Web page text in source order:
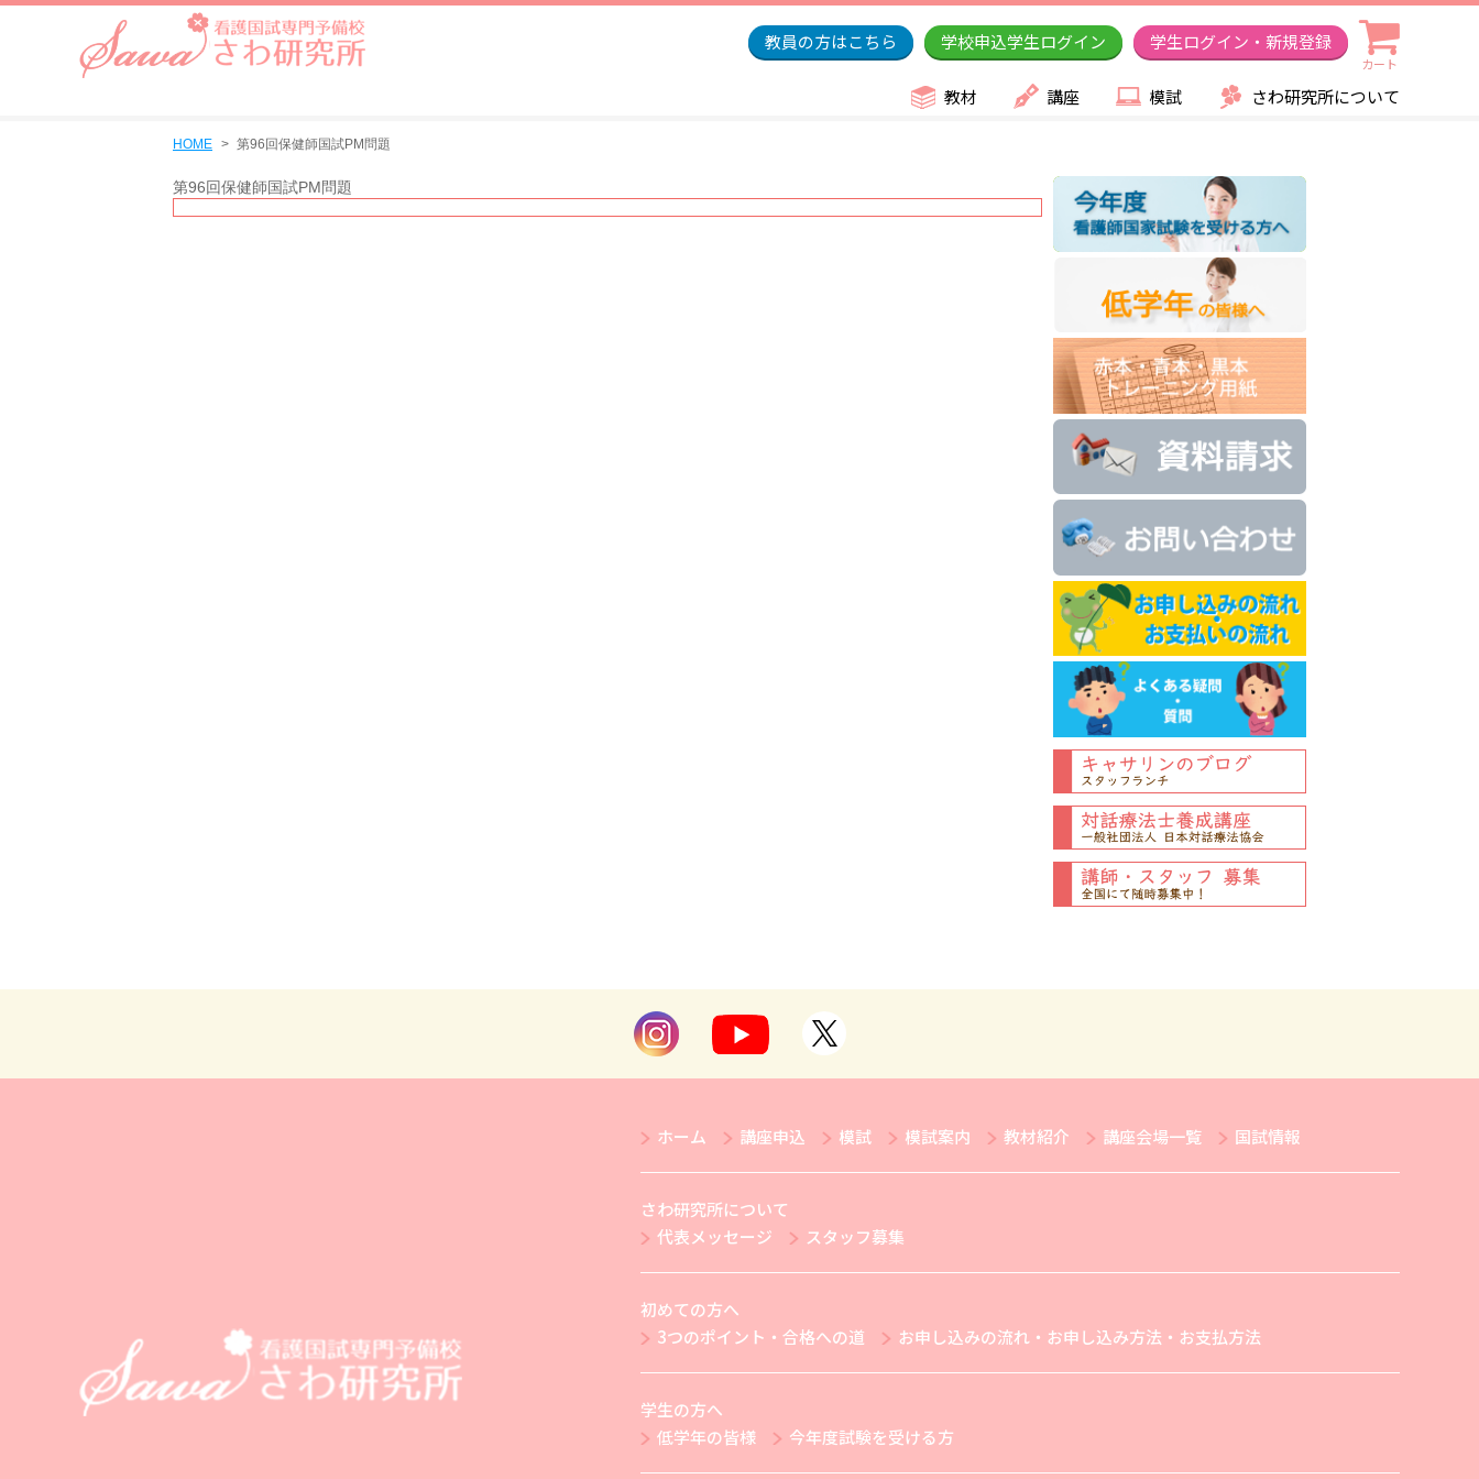
教員の方はこちら 学校申込学生ログイン 学生ログイン・新規登録
カート
教材 講座 模試 さわ研究所について
HOME 第96回保健師国試PM問題
第96回保健師国試PM問題
ホーム 講座申込 模試 模試案内 教材紹介 講座会場一覧 国試情報
さわ研究所について
代表メッセージ
スタッフ募集
初めての方へ
3つのポイント・合格への道
お申し込みの流れ・お申し込み方法・お支払方法
学生の方へ
低学年の皆様
今年度試験を受ける方